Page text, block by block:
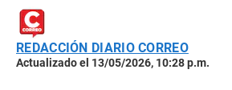
REDACCIÓN DIARIO CORREO
Actualizado el 13/05/2026, 10:28 p.m.